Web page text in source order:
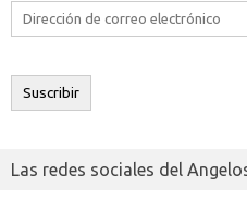
Dirección
electrónico
Suscribir
Las redes sociales del